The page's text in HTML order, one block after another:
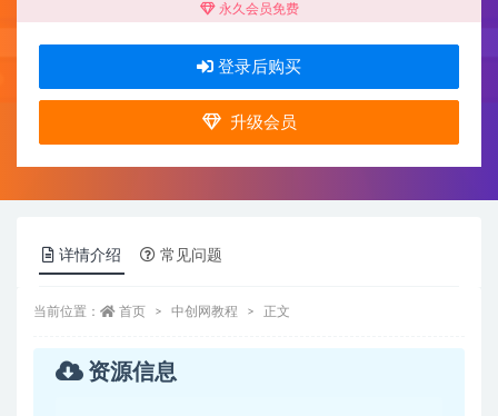
永久会员免费
登录后购买
升级会员
详情介绍 常见问题
当前位置： 首页 中创网教程 正文
资源信息